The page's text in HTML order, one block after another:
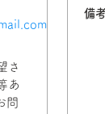
さ
あ
問
備考